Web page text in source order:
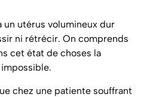
un utérus volumineux dur
ni rétrécir. On comprends
cet état de choses la
chez une patiente souffrant